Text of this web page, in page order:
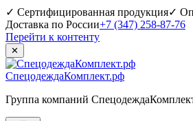
✓ Сертифицированная продукция✓
Доставка по России+7 (347) 258-87-76
Перейти к контенту
✕
СпецодеждаКомплект.рф
Группа компаний